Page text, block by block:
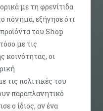
με τη φρενίτιδα
πόνημα, εξήγησε ότι
του Shop
με τις
κοινότητας, οι
τις πολιτικές του
παραπλανητικό
ο ίδιος, αν ένα